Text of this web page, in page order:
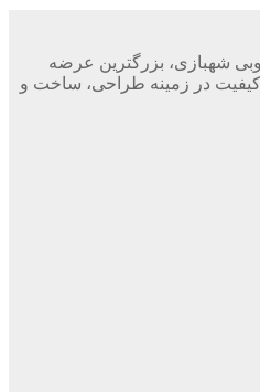
شهبازی، بزرگترین عرضه
کیفیت در زمینه طراحی، ساخت و